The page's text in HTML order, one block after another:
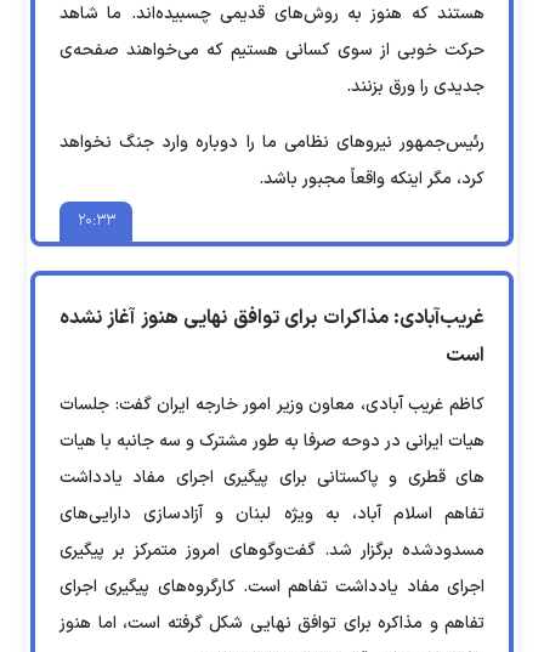
۲۰:۳۳
هستند که هنوز به روش‌های قدیمی چسبیده‌اند. ما شاهد
حرکت خوبی از سوی کسانی هستیم که می‌خواهند صفحه‌ی
جدیدی را ورق بزنند.
رئیس‌جمهور نیروهای نظامی ما را دوباره وارد جنگ نخواهد
کرد، مگر اینکه واقعاً مجبور باشد.
غریب‌آبادی: مذاکرات برای توافق نهایی هنوز آغاز نشده
است
کاظم غریب آبادی، معاون وزیر امور خارجه ایران گفت: جلسات
هیات ایرانی در دوحه صرفا به طور مشترک و سه جانبه با هیات
های قطری و پاکستانی برای پیگیری اجرای مفاد یادداشت
تفاهم اسلام آباد، به ویژه لبنان و آزادسازی دارایی‌های
مسدودشده برگزار شد. گفت‌وگوهای امروز متمرکز بر پیگیری
اجرای مفاد یادداشت تفاهم است. کارگروه‌های پیگیری اجرای
تفاهم و مذاکره برای توافق نهایی شکل گرفته است، اما هنوز